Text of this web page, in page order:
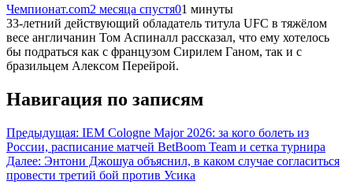
Чемпионат.com2 месяца спустя01 минуты
33-летний действующий обладатель титула UFC в тяжёлом
весе англичанин Том Аспиналл рассказал, что ему хотелось
бы подраться как с французом Сирилем Ганом, так и с
бразильцем Алексом Перейрой.
Навигация по записям
Предыдущая: IEM Cologne Major 2026: за кого болеть из
России, расписание матчей BetBoom Team и сетка турнира
Далее: Энтони Джошуа объяснил, в каком случае согласиться
провести третий бой против Усика